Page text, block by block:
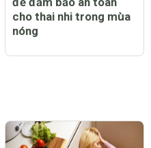
cho thai nhi trong mùa
nóng